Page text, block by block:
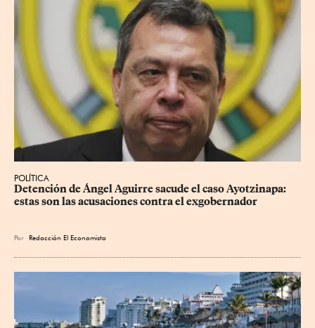
POLÍTICA
Detención de Ángel Aguirre sacude el caso Ayotzinapa:
estas son las acusaciones contra el exgobernador
Por Redacción El Economista